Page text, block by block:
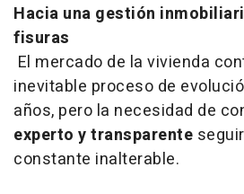
Hacia una gestión
fisuras
El mercado de la vivienda
inevitable proceso de
años, pero la necesidad de
experto y transparente
constante inalterable.